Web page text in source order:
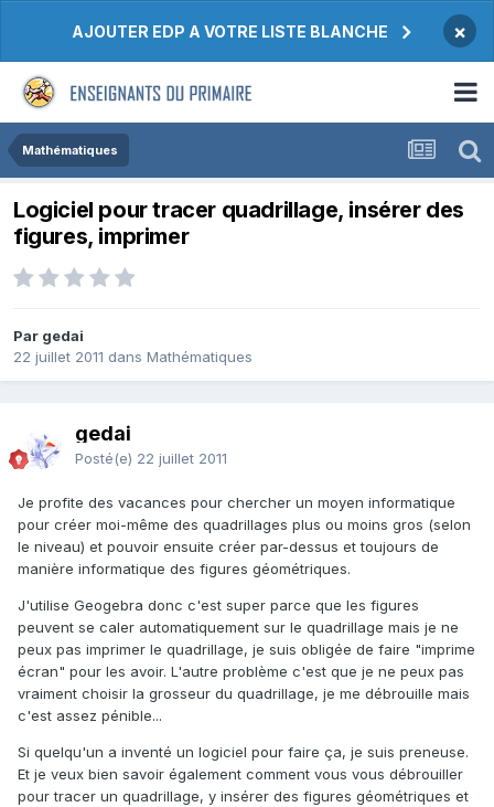
AJOUTER EDP A VOTRE LISTE BLANCHE ×
Mathématiques
Logiciel pour tracer quadrillage, insérer des
figures, imprimer
Par gedai
22 juillet 2011 dans Mathématiques
gedai
Posté(e) 22 juillet 2011
Je profite des vacances pour chercher un moyen informatique
pour créer moi-même des quadrillages plus ou moins gros (selon
le niveau) et pouvoir ensuite créer par-dessus et toujours de
manière informatique des figures géométriques.
J'utilise Geogebra donc c'est super parce que les figures
peuvent se caler automatiquement sur le quadrillage mais je ne
peux pas imprimer le quadrillage, je suis obligée de faire "imprime
écran" pour les avoir. L'autre problème c'est que je ne peux pas
vraiment choisir la grosseur du quadrillage, je me débrouille mais
c'est assez pénible...
Si quelqu'un a inventé un logiciel pour faire ça, je suis preneuse.
Et je veux bien savoir également comment vous vous débrouiller
pour tracer un quadrillage, y insérer des figures géométriques et